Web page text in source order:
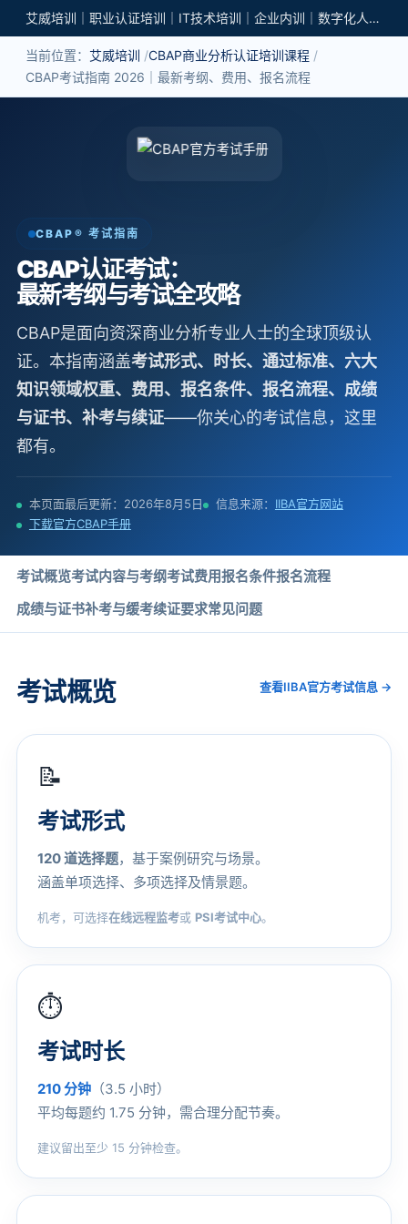
艾威培训｜职业认证培训｜IT技术培训｜企业内训｜数字化人才培养
当前位置： 艾威培训 CBAP商业分析认证培训课程
CBAP考试指南 2026｜最新考纲、费用、报名流程
CBAP® 考试指南
CBAP认证考试：
最新考纲与考试全攻略
CBAP是面向资深商业分析专业人士的全球顶级认
证。本指南涵盖考试形式、时长、通过标准、六大
知识领域权重、费用、报名条件、报名流程、成绩
与证书、补考与续证——你关心的考试信息，这里
都有。
本页面最后更新：2026年8月5日 信息来源： IIBA官方网站
下载官方CBAP手册
考试概览考试内容与考纲考试费用报名条件报名流程
成绩与证书补考与缓考续证要求常见问题
考试概览 查看IIBA官方考试信息 →
📝
考试形式
120 道选择题，基于案例研究与场景。
涵盖单项选择、多项选择及情景题。
机考，可选择在线远程监考或 PSI考试中心。
⏱️
考试时长
210 分钟（3.5 小时）
平均每题约 1.75 分钟，需合理分配节奏。
建议留出至少 15 分钟检查。